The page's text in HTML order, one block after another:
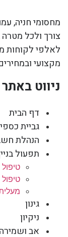
מחסומי חניה,
צורך ולכל
לאלפי לקוחות
מקצועי
ניווט באתר
דף הבית
גביית
הנהלת
תפעול בניין
גינון
ניקיון
אב ושמירה